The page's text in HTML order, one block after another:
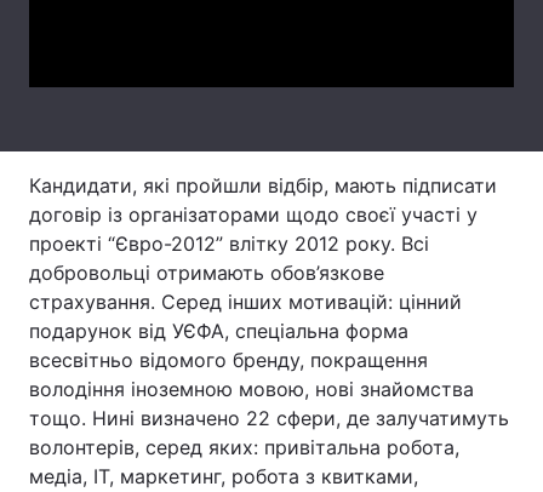
Кандидати, які пройшли відбір, мають підписати
договір із організаторами щодо своєї участі у
проекті “Євро-2012” влітку 2012 року. Всі
добровольці отримають обов’язкове
страхування. Серед інших мотивацій: цінний
подарунок від УЄФА, спеціальна форма
всесвітньо відомого бренду, покращення
володіння іноземною мовою, нові знайомства
тощо. Нині визначено 22 сфери, де залучатимуть
волонтерів, серед яких: привітальна робота,
медіа, IT, маркетинг, робота з квитками,